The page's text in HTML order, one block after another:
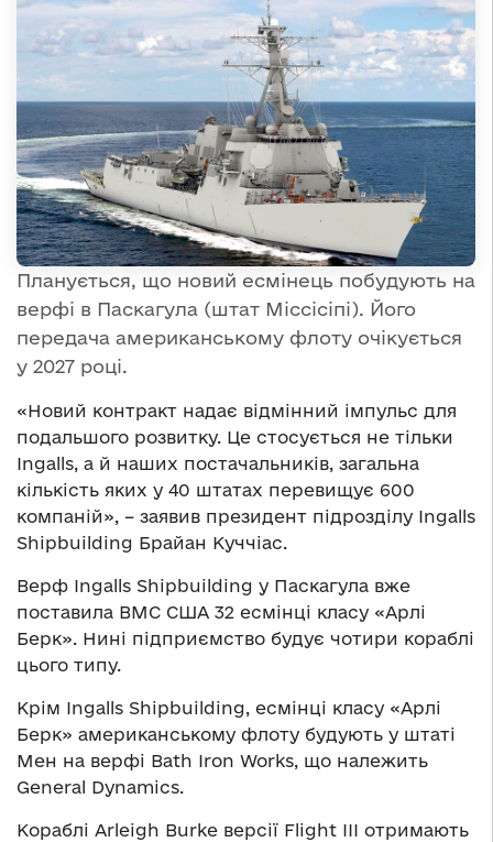
Планується, що новий есмінець побудують на
верфі в Паскагула (штат Міссісіпі). Його
передача американському флоту очікується
у 2027 році.
«Новий контракт надає відмінний імпульс для
подальшого розвитку. Це стосується не тільки
Ingalls, а й наших постачальників, загальна
кількість яких у 40 штатах перевищує 600
компаній», – заявив президент підрозділу Ingalls
Shipbuilding Брайан Куччіас.
Верф Ingalls Shipbuilding у Паскагула вже
поставила ВМС США 32 есмінці класу «Арлі
Берк». Нині підприємство будує чотири кораблі
цього типу.
Крім Ingalls Shipbuilding, есмінці класу «Арлі
Берк» американському флоту будують у штаті
Мен на верфі Bath Iron Works, що належить
General Dynamics.
Кораблі Arleigh Burke версії Flight III отримають